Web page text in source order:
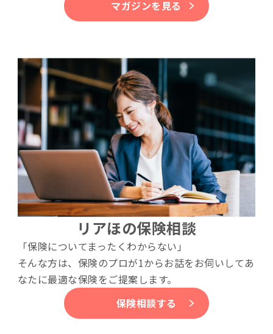
マガジンを見る
リアほの保険相談
「保険についてまったくわからない」
そんな方は、保険のプロが1からお話をお伺いしてあ
なたに最適な保険をご提案します。
保険相談する